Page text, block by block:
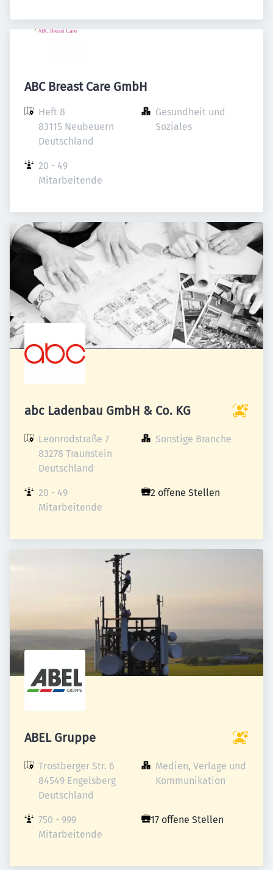
ABC Breast Care GmbH
Heft 8
83115 Neubeuern
Deutschland
Gesundheit und
Soziales
20 - 49
Mitarbeitende
abc Ladenbau GmbH & Co. KG
Leonrodstraße 7
83278 Traunstein
Deutschland
Sonstige Branche
20 - 49
Mitarbeitende
2 offene Stellen
ABEL Gruppe
Trostberger Str. 6
84549 Engelsberg
Deutschland
Medien, Verlage und
Kommunikation
750 - 999
Mitarbeitende
17 offene Stellen